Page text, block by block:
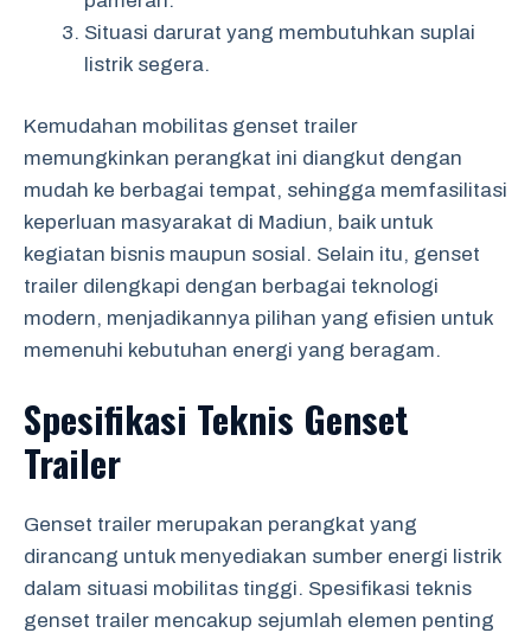
Situasi darurat yang membutuhkan suplai
listrik segera.
Kemudahan mobilitas genset trailer
memungkinkan perangkat ini diangkut dengan
mudah ke berbagai tempat, sehingga memfasilitasi
keperluan masyarakat di Madiun, baik untuk
kegiatan bisnis maupun sosial. Selain itu, genset
trailer dilengkapi dengan berbagai teknologi
modern, menjadikannya pilihan yang efisien untuk
memenuhi kebutuhan energi yang beragam.
Spesifikasi Teknis Genset
Trailer
Genset trailer merupakan perangkat yang
dirancang untuk menyediakan sumber energi listrik
dalam situasi mobilitas tinggi. Spesifikasi teknis
genset trailer mencakup sejumlah elemen penting